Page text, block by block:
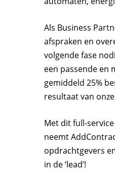
Als Business
afspraken en
volgende fase
een passende en
gemiddeld 25%
resultaat van
Met dit full-
neemt
opdrachtgevers
in de ‘lead’!